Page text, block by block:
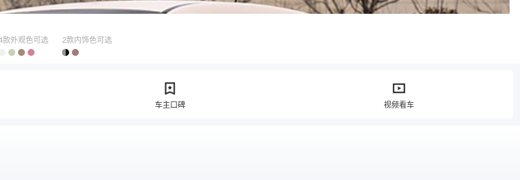
款外观色可选 2款内饰色可选
车主口碑 视频看车